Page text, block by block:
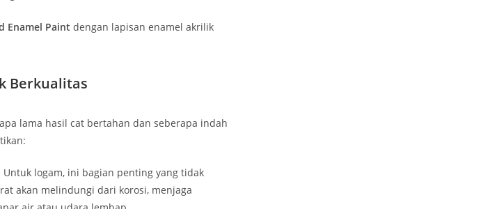
Enamel Paint dengan lapisan enamel akrilik
Berkualitas
lama hasil cat bertahan dan seberapa indah
Untuk logam, ini bagian penting yang tidak
akan melindungi dari korosi, menjaga